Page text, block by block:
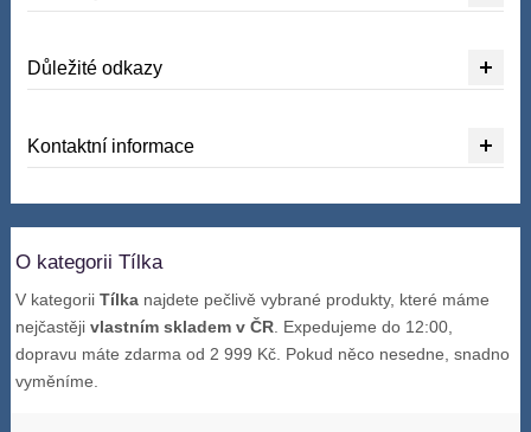
Důležité odkazy
Kontaktní informace
O kategorii Tílka
V kategoriiTílka najdete pečlivě vybrané produkty, které máme
nejčastějivlastním skladem v ČR . Expedujeme do 12:00,
dopravu máte zdarma od 2 999 Kč. Pokud něco nesedne, snadno
vyměníme.